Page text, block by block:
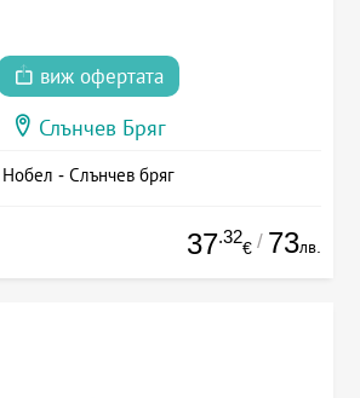
виж офертата
Слънчев Бряг
Нобел - Слънчев бряг
37.32
€ / 73лв.